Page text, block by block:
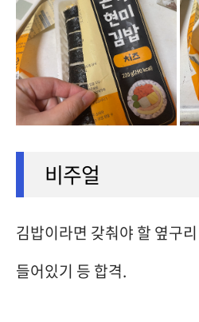
비주얼
김밥이라면 갖춰야 할 옆구
들어있기 등 합격.